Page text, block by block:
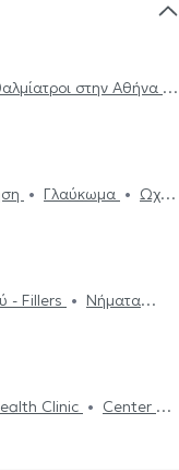
στην Αθήνα
στο Παγκράτι
στο Γαλάτσι
Γλαύκωμα
Ωχρά
Υαλουρονικό Οξύ -
- Fillers
Νήματα
Clinic
Center NT-